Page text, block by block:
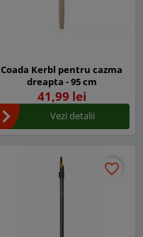
Coada Kerbl pentru cazma
dreapta - 95 cm
41,99 lei
Vezi detalii
favorite_border
favorite_border